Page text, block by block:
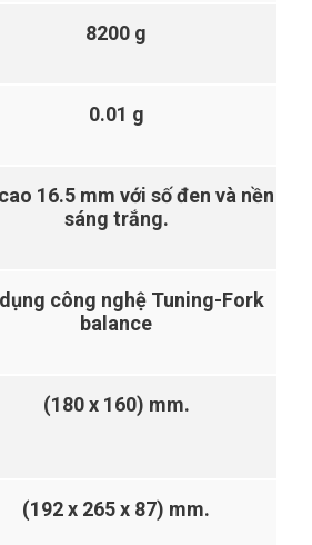
8200 g
0.01 g
16.5 mm với số đen và nền
sáng trắng.
công nghệ Tuning-Fork
balance
(180 x 160) mm.
(192 x 265 x 87) mm.